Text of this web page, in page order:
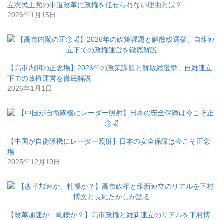
立憲民主党の中道改革に政権を任せられない理由とは？
2026年1月15日
【高市内閣の正念場】2026年の政策課題と解散総選挙、自維連立
下での政権運営を徹底解説
2026年1月1日
【中国が自衛隊機にレーダー照射】日本の安全保障は今こそ正念
場
2025年12月10日
【改革加速か、軋轢か？】高市政権と維新連立のリアルを下村博